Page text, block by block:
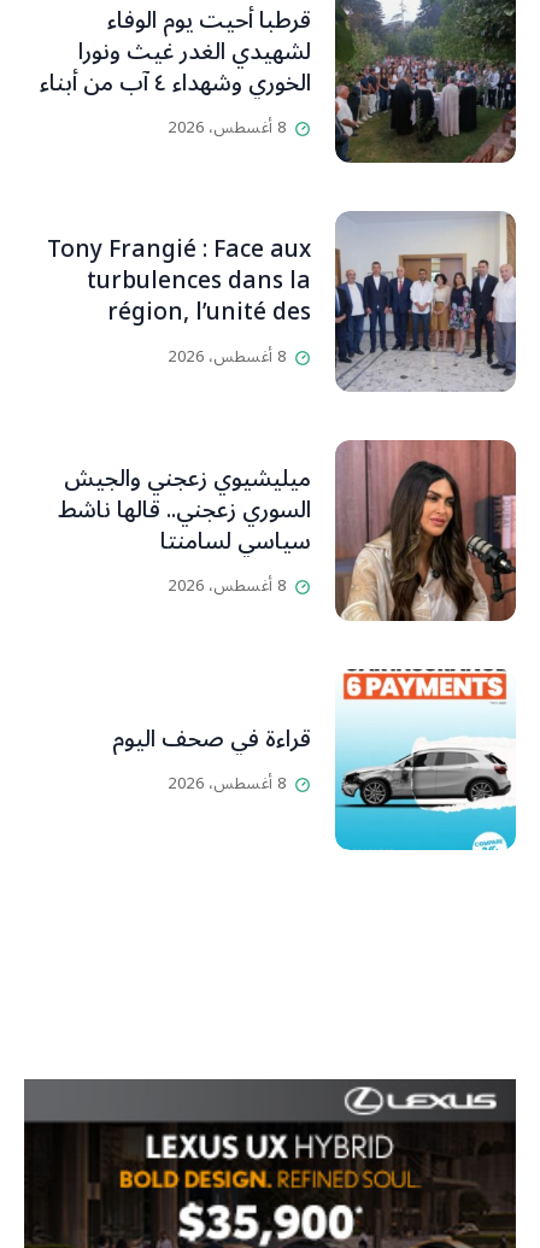
قرطبا أحيت يوم الوفاء
لشهيدي الغدر غيث ونورا
الخوري وشهداء ٤ آب من أبناء
البلدة.. كارين الخوري افرام: لقد
كان بيتنا، بوجود والدي، ينبض
إقفاله لكنه لم يستطع لأنه
بيت رسالة وتاريخ وإيمان وقيم
مستمرة (صور وVideo)
8 أغسطس، 2026
Tony Frangié : Face aux
turbulences dans la
région, l’unité des
Libanais est primordiale
L’OLJ / Par Scarlett
8 أغسطس، 2026
ميليشيوي زعجني والجيش
السوري زعجني.. قالها ناشط
سياسي لسامنتا
8 أغسطس، 2026
قراءة في صحف اليوم
8 أغسطس، 2026